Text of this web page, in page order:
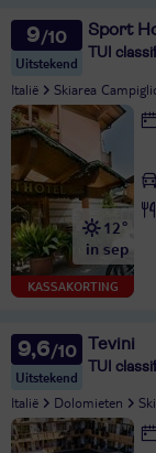
9
Uitstekend
Sport
TUI
Italië Skiarea
KASSAKORTING
12°
in sep
9,6
Uitstekend
Tevini
TUI
Italië Dolomieten